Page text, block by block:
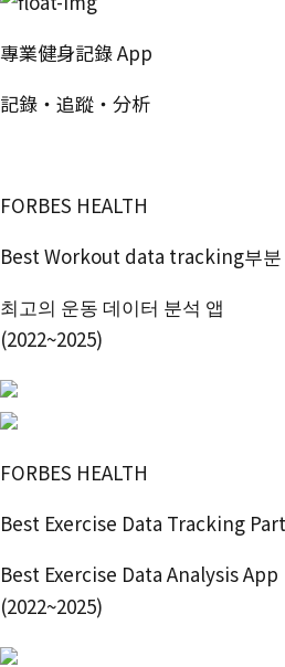
專業健身記錄 App
記錄・追蹤・分析
FORBES HEALTH
Best Workout data tracking부분
최고의 운동 데이터 분석 앱
(2022~2025)
FORBES HEALTH
Best Exercise Data Tracking
Best Exercise Data Analysis App
(2022~2025)